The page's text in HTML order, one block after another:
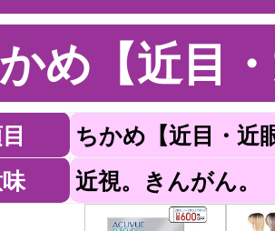
め【近目
ちかめ【近目・近
近視。きんがん。